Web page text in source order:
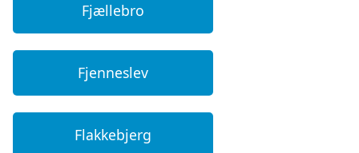
Fjællebro
Fjenneslev
Flakkebjerg